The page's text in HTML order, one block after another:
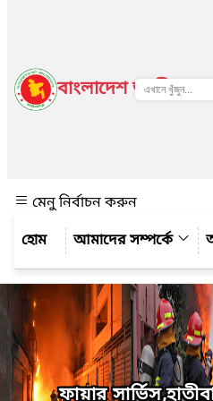
বাংলাদেশ জাতীয় তথ্য
মেনু নির্বাচন করুন
আমাদের সম্পর্কে
ফায়ার